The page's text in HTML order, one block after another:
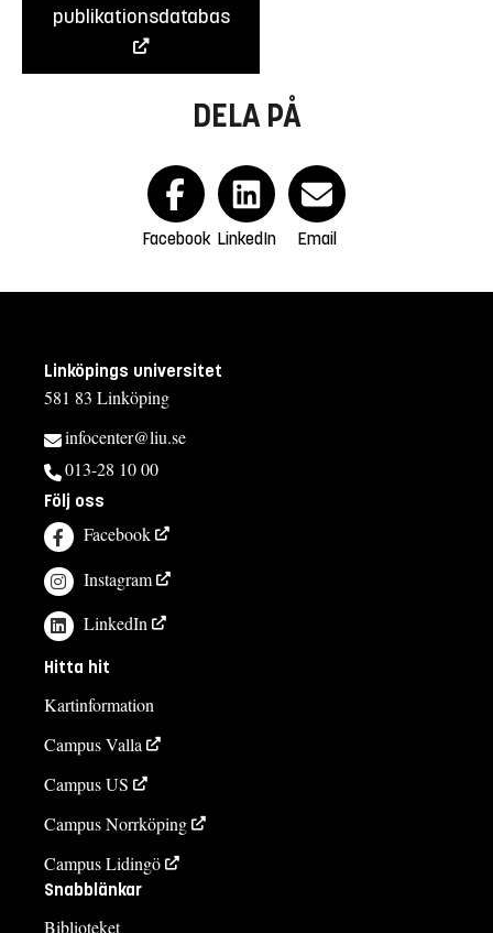
publikationsdatabas
DELA PÅ
Facebook LinkedIn Email
Linköpings universitet
581 83 Linköping
infocenter@liu.se
013-28 10 00
Följ oss
Facebook
Instagram
LinkedIn
Hitta hit
Kartinformation
Campus Valla
Campus US
Campus Norrköping
Campus Lidingö
Snabblänkar
Biblioteket